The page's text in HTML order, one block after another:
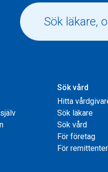
Sök vård
Hitta
Sök läkare
Sök vård
För företag
För remittenter